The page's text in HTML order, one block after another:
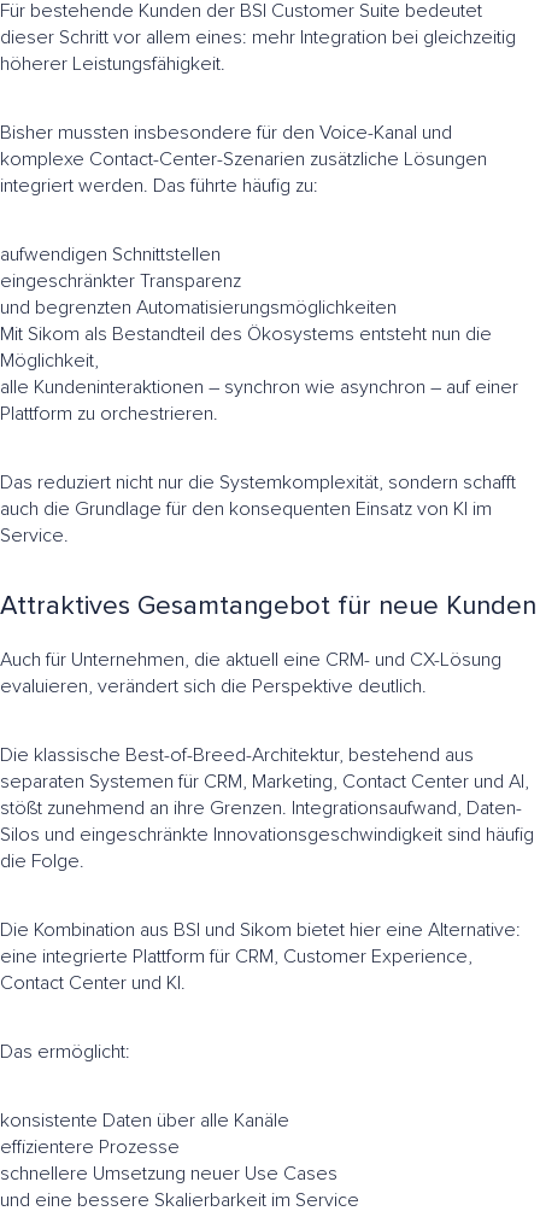
Für bestehende Kunden der BSI Customer Suite bedeutet
dieser Schritt vor allem eines: mehr Integration bei gleichzeitig
höherer Leistungsfähigkeit.
Bisher mussten insbesondere für den Voice-Kanal und
komplexe Contact-Center-Szenarien zusätzliche Lösungen
integriert werden. Das führte häufig zu:
aufwendigen Schnittstellen
eingeschränkter Transparenz
und begrenzten Automatisierungsmöglichkeiten
Mit Sikom als Bestandteil des Ökosystems entsteht nun die
Möglichkeit,
alle Kundeninteraktionen – synchron wie asynchron – auf einer
Plattform zu orchestrieren.
Das reduziert nicht nur die Systemkomplexität, sondern schafft
auch die Grundlage für den konsequenten Einsatz von KI im
Service.
Attraktives Gesamtangebot für neue Kunden
Auch für Unternehmen, die aktuell eine CRM- und CX-Lösung
evaluieren, verändert sich die Perspektive deutlich.
Die klassische Best-of-Breed-Architektur, bestehend aus
separaten Systemen für CRM, Marketing, Contact Center und AI,
stößt zunehmend an ihre Grenzen. Integrationsaufwand, Daten-
Silos und eingeschränkte Innovationsgeschwindigkeit sind häufig
die Folge.
Die Kombination aus BSI und Sikom bietet hier eine Alternative:
eine integrierte Plattform für CRM, Customer Experience,
Contact Center und KI.
Das ermöglicht:
konsistente Daten über alle Kanäle
effizientere Prozesse
schnellere Umsetzung neuer Use Cases
und eine bessere Skalierbarkeit im Service